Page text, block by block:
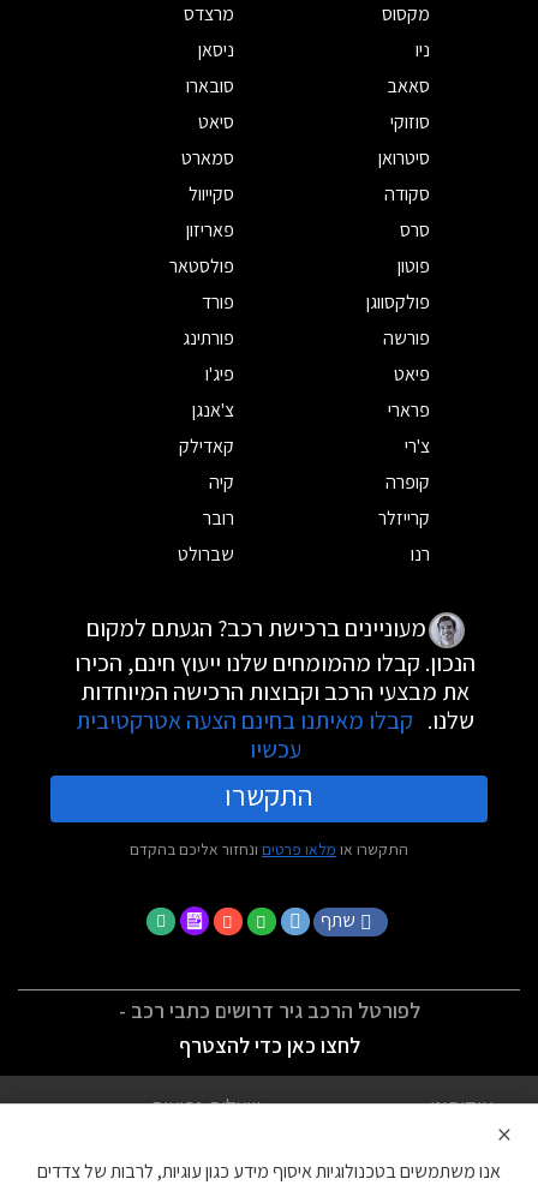
מקסוס
מרצדס
ניו
ניסאן
סאאב
סובארו
סוזוקי
סיאט
סיטרואן
סמארט
סקודה
סקייוול
סרס
פאריזון
פוטון
פולסטאר
פולקסווגן
פורד
פורשה
פורתינג
פיאט
פיג'ו
פרארי
צ'אנגן
צ'רי
קאדילק
קופרה
קיה
קרייזלר
רובר
רנו
שברולט
מעוניינים ברכישת רכב? הגעתם למקום
הנכון. קבלו מהמומחים שלנו ייעוץ חינם, הכירו
את מבצעי הרכב וקבוצות הרכישה המיוחדות
שלנו. קבלו מאיתנו בחינם הצעה אטרקטיבית
עכשיו
התקשרו
התקשרו או מלאו פרטים ונחזור אליכם בהקדם
שתף
לפורטל הרכב גיר דרושים כתבי רכב -
לחצו כאן כדי להצטרף
אודותינו
שאלות נפוצות
×
אנו משתמשים בטכנולוגיות איסוף מידע כגון עוגיות, לרבות של צדדים